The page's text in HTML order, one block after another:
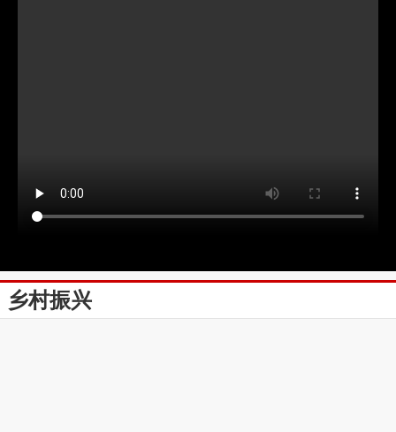
乡村振兴